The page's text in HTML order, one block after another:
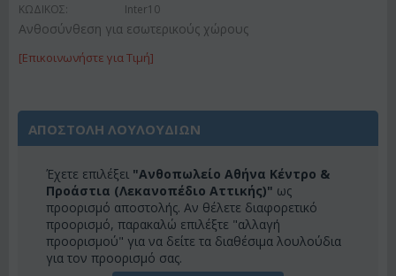
ΚΩΔΙΚΟΣ: Inter10
Ανθοσύνθεση για εσωτερικούς χώρους
[Επικοινωνήστε για Τιμή]
ΑΠΟΣΤΟΛΗ ΛΟΥΛΟΥΔΙΩΝ
Έχετε επιλέξει "Ανθοπωλείο Αθήνα Κέντρο &
Προάστια (Λεκανοπέδιο Αττικής)" ως
προορισμό αποστολής. Αν θέλετε διαφορετικό
προορισμό, παρακαλώ επιλέξτε "αλλαγή
προορισμού" για να δείτε τα διαθέσιμα λουλούδια
για τον προορισμό σας.